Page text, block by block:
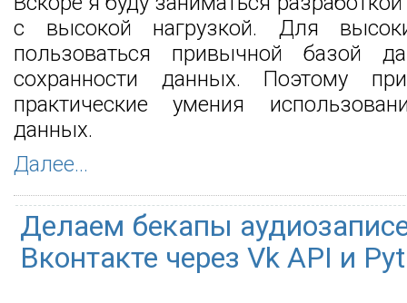
с высокой нагрузкой. Для
пользоваться привычной базой
сохранности данных. Поэтому
практические умения
данных.
Далее...
Делаем бекапы
Вконтакте через Vk API и